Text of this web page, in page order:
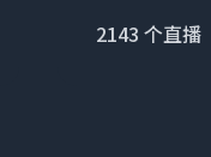
2143 个直播